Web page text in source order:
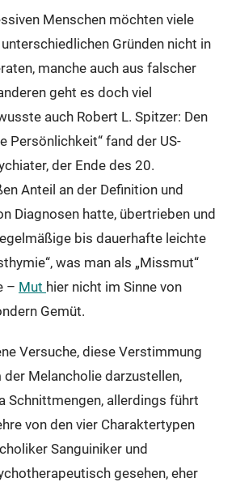
Menschen möchten viele
Gründen nicht in
manche auch aus falscher
geht es doch viel
auch Robert L. Spitzer: Den
Persönlichkeit“ fand der US-
der Ende des 20.
Anteil an der Definition und
Diagnosen hatte, übertrieben und
bis dauerhafte leichte
was man als „Missmut“
– Mut hier nicht im Sinne von
Gemüt.
Versuche, diese Verstimmung
Melancholie darzustellen,
Schnittmengen, allerdings führt
von den vier Charaktertypen
Sanguiniker und
gesehen, eher